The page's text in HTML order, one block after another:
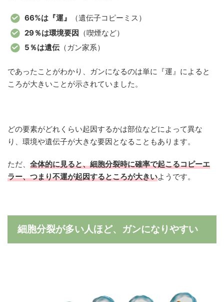
66%は『運』
（遺伝子コピーミス）
29％は環境要因 （喫煙など）
5％は遺伝（ガン家系）
であったことがわかり、ガンになるのは単に『運』によると
ころが大きいことが示されていました。
どの要素がどれくらい起因するかは部位などによって異な
り、環境や遺伝子が大きな要因となることもあります。
ただ、 全体的に見ると、細胞分裂時に確率で起こるコピーエ
ラー、つまり不運が起因するところが大きいようです。
細胞分裂が多い人ほど、ガンになりやすい